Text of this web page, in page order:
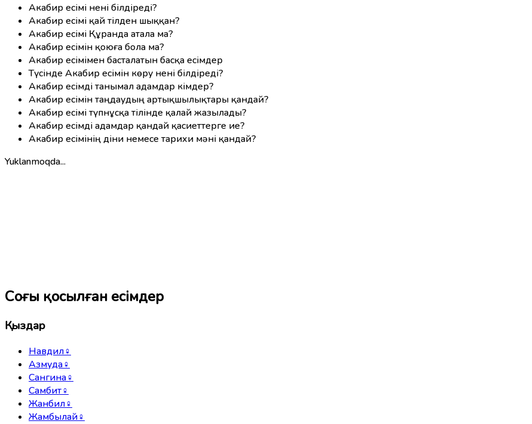
Акабир есімі нені білдіреді?
Акабир есімі қай тілден шыққан?
Акабир есімі Құранда атала ма?
Акабир есімін қоюға бола ма?
Акабир есімімен басталатын басқа есімдер
Түсінде Акабир есімін көру нені білдіреді?
Акабир есімді танымал адамдар кімдер?
Акабир есімін таңдаудың артықшылықтары қандай?
Акабир есімі түпнұсқа тілінде қалай жазылады?
Акабир есімді адамдар қандай қасиеттерге ие?
Акабир есімінің діни немесе тарихи мәні қандай?
Yuklanmoqda...
Соңғы қосылған есімдер
Қыздар
Навдил♀
Азмуда♀
Сангина♀
Самбит♀
Жанбил♀
Жамбылай♀